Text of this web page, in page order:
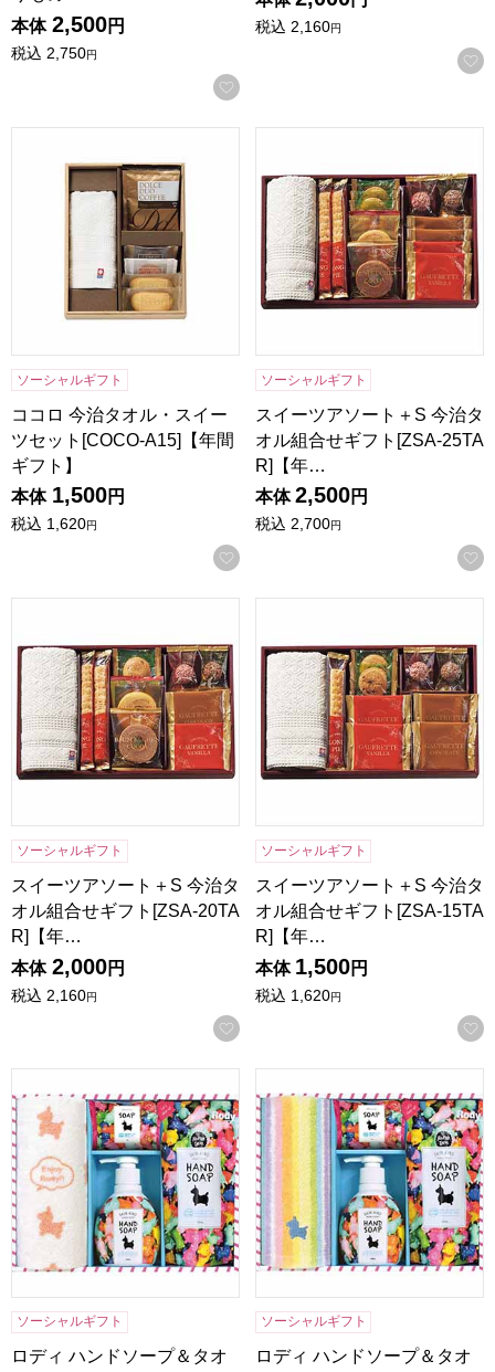
本体 2,500円
税込 2,750円
お気に入りに登録する
税込 2,160円
ソーシャルギフト
ココロ 今治タオル・スイー
ツセット[COCO-A15]【年間
ギフト】
本体 1,500円
税込 1,620円
お気に入りに登録する
ソーシャルギフト
スイーツアソート＋S 今治タ
オル組合せギフト[ZSA-25TA
R]【年…
本体 2,500円
税込 2,700円
ソーシャルギフト
スイーツアソート＋S 今治タ
オル組合せギフト[ZSA-20TA
R]【年…
本体 2,000円
税込 2,160円
お気に入りに登録する
ソーシャルギフト
スイーツアソート＋S 今治タ
オル組合せギフト[ZSA-15TA
R]【年…
本体 1,500円
税込 1,620円
ソーシャルギフト
ロディ ハンドソープ＆タオ
ソーシャルギフト
ロディ ハンドソープ＆タオ